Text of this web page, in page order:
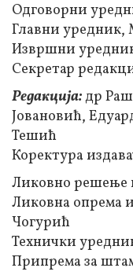
Одговорни
Главни
Извршни
Секретар
Редакција:др
Јовановић,
Тешић
Коректура
Ликовно решење
Ликовна опрема
Чогурић
Технички
Припрема за